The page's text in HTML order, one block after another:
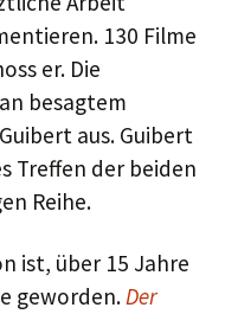
130 Filme
er. Die
besagtem
aus. Guibert
Treffen der beiden
Reihe.
ist, über 15 Jahre
geworden.Der